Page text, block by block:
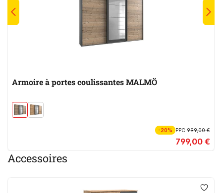
Armoire à portes coulissantes MALMÖ
-20% PPC999,00 €
799,00 €
Accessoires